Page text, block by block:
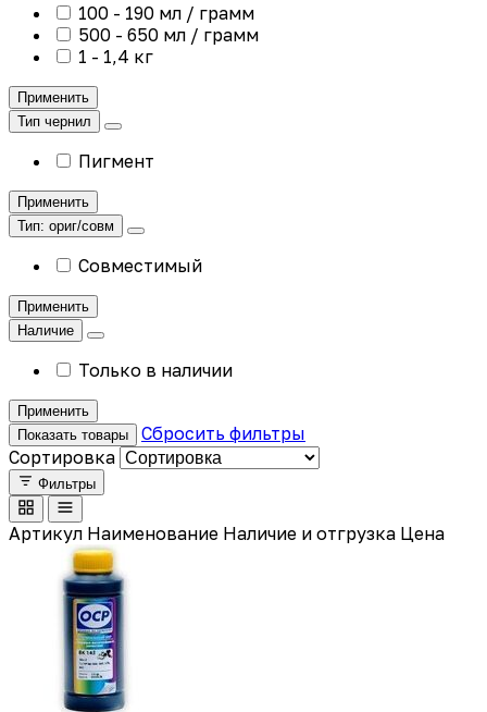
100 - 190 мл / грамм
500 - 650 мл / грамм
1 - 1,4 кг
Применить
Тип чернил
Пигмент
Применить
Тип: ориг/совм
Совместимый
Применить
Наличие
Только в наличии
Применить
Показать товары
Сбросить фильтры
Сортировка
Фильтры
Артикул Наименование Наличие и отгрузка Цена